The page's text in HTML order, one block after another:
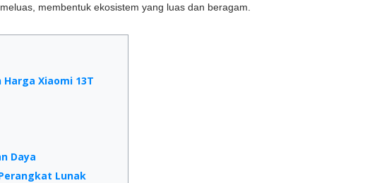
membentuk ekosistem yang luas dan beragam.
Xiaomi 13T
Daya
Lunak